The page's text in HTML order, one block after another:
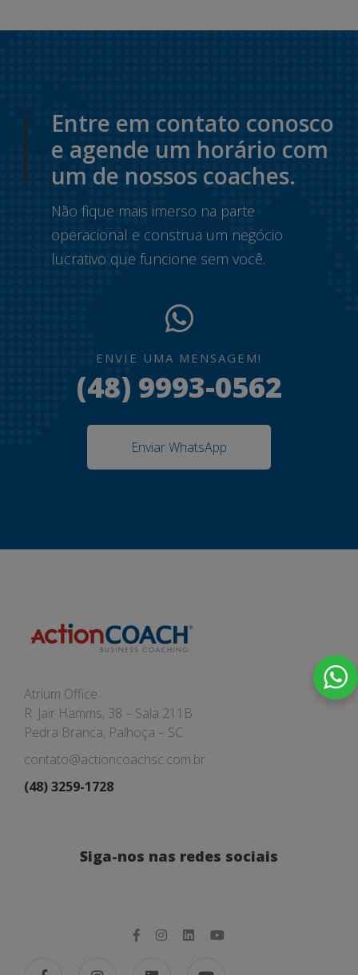
Entre em contato conosco
e agende um horário com
um de nossos coaches.
Não fique mais imerso na parte
operacional e construa um negócio
lucrativo que funcione sem você.
ENVIE UMA MENSAGEM!
(48) 9993-0562
Enviar WhatsApp
Atrium Office
R. Jair Hamms, 38 – Sala 211B
Pedra Branca, Palhoça – SC
contato@actioncoachsc.com.br
(48) 3259-1728
Siga-nos nas redes sociais